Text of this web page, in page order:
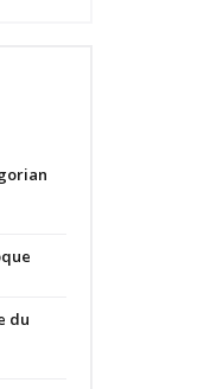
du